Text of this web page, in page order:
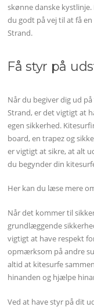
skønne danske
du godt på vej til at få
Strand.
Få styr på
Når du begiver dig ud
Strand, er det vigtigt at
egen sikkerhed.
board, en trapez og
er vigtigt at sikre, at alt
du begynder din
Her kan du læse mere
Når det kommer til
grundlæggende
vigtigt at have respekt
opmærksom på andre
altid at kitesurfe
hinanden og hjælpe
Ved at have styr på dit